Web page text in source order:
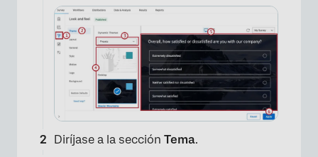
Diríjase a la sección Tema.